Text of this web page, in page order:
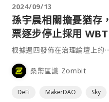
2024/09/13
孫宇晨相關擔憂猶存
票逐步停止採用
根據週四發佈在治理論壇上的
桑幣區識 Zombit
DeFi MakerDAO Sky